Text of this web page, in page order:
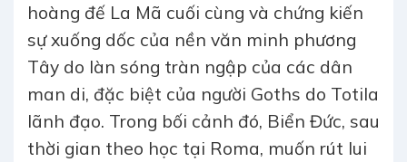
hoàng đế La Mã cuối cùng và chứng kiến
sự xuống dốc của nền văn minh phương
Tây do làn sóng tràn ngập của các dân
man di, đặc biệt của người Goths do Totila
lãnh đạo. Trong bối cảnh đó, Biển Đức, sau
thời gian theo học tại Roma, muốn rút lui